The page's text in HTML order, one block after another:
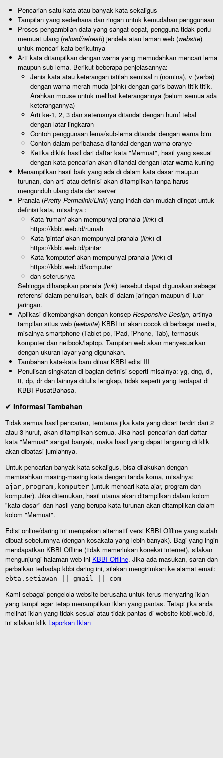
Pencarian satu kata atau banyak kata sekaligus
Tampilan yang sederhana dan ringan untuk kemudahan penggunaan
Proses pengambilan data yang sangat cepat, pengguna tidak perlu
memuat ulang (reload/refresh) jendela atau laman web (website)
untuk mencari kata berikutnya
Arti kata ditampilkan dengan warna yang memudahkan mencari lema
maupun sub lema. Berikut beberapa penjelasannya:
Jenis kata atau keterangan istilah semisal n (nomina), v (verba)
dengan warna merah muda (pink) dengan garis bawah titik-titik.
Arahkan mouse untuk melihat keterangannya (belum semua ada
keterangannya)
Arti ke-1, 2, 3 dan seterusnya ditandai dengan huruf tebal
dengan latar lingkaran
Contoh penggunaan lema/sub-lema ditandai dengan warna biru
Contoh dalam peribahasa ditandai dengan warna oranye
Ketika diklik hasil dari daftar kata "Memuat", hasil yang sesuai
dengan kata pencarian akan ditandai dengan latar warna kuning
Menampilkan hasil baik yang ada di dalam kata dasar maupun
turunan, dan arti atau definisi akan ditampilkan tanpa harus
mengunduh ulang data dari server
Pranala (Pretty Permalink/Link) yang indah dan mudah diingat untuk
definisi kata, misalnya :
Kata 'rumah' akan mempunyai pranala (link) di
https://kbbi.web.id/rumah
Kata 'pintar' akan mempunyai pranala (link) di
https://kbbi.web.id/pintar
Kata 'komputer' akan mempunyai pranala (link) di
https://kbbi.web.id/komputer
dan seterusnya
Sehingga diharapkan pranala (link) tersebut dapat digunakan sebagai
referensi dalam penulisan, baik di dalam jaringan maupun di luar
jaringan.
Aplikasi dikembangkan dengan konsep Responsive Design, artinya
tampilan situs web (website) KBBI ini akan cocok di berbagai media,
misalnya smartphone (Tablet pc, iPad, iPhone, Tab), termasuk
komputer dan netbook/laptop. Tampilan web akan menyesuaikan
dengan ukuran layar yang digunakan.
Tambahan kata-kata baru diluar KBBI edisi III
Penulisan singkatan di bagian definisi seperti misalnya: yg, dng, dl,
tt, dp, dr dan lainnya ditulis lengkap, tidak seperti yang terdapat di
KBBI PusatBahasa.
✔ Informasi Tambahan
Tidak semua hasil pencarian, terutama jika kata yang dicari terdiri dari 2
atau 3 huruf, akan ditampilkan semua. Jika hasil pencarian dari daftar
kata "Memuat" sangat banyak, maka hasil yang dapat langsung di klik
akan dibatasi jumlahnya.
Untuk pencarian banyak kata sekaligus, bisa dilakukan dengan
memisahkan masing-masing kata dengan tanda koma, misalnya:
ajar,program,komputer (untuk mencari kata ajar, program dan
komputer). Jika ditemukan, hasil utama akan ditampilkan dalam kolom
"kata dasar" dan hasil yang berupa kata turunan akan ditampilkan dalam
kolom "Memuat".
Edisi online/daring ini merupakan alternatif versi KBBI Offline yang sudah
dibuat sebelumnya (dengan kosakata yang lebih banyak). Bagi yang ingin
mendapatkan KBBI Offline (tidak memerlukan koneksi internet), silakan
mengunjungi halaman web ini KBBI Offline. Jika ada masukan, saran dan
perbaikan terhadap kbbi daring ini, silakan mengirimkan ke alamat email:
ebta.setiawan || gmail || com
Kami sebagai pengelola website berusaha untuk terus menyaring iklan
yang tampil agar tetap menampilkan iklan yang pantas. Tetapi jika anda
melihat iklan yang tidak sesuai atau tidak pantas di website kbbi.web.id,
ini silakan klik Laporkan Iklan